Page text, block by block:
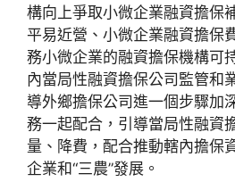
構向上爭取小微企業融資擔保
平易近營、小微企業融資擔保
務小微企業的融資擔保機構可
內當局性融資擔保公司監管和
導外鄉擔保公司進一個步驟加
務一起配合，引導當局性融資
量、降費，配合推動轄內擔保
企業和“三農”發展。